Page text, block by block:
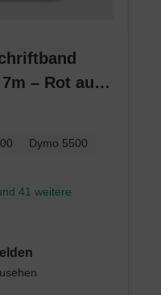
– Rot auf
Dymo 5500
41 weitere